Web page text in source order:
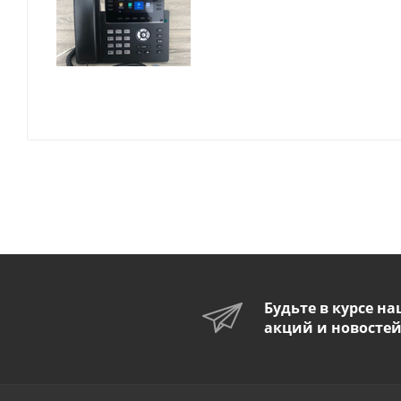
Будьте в курсе
акций и новостей